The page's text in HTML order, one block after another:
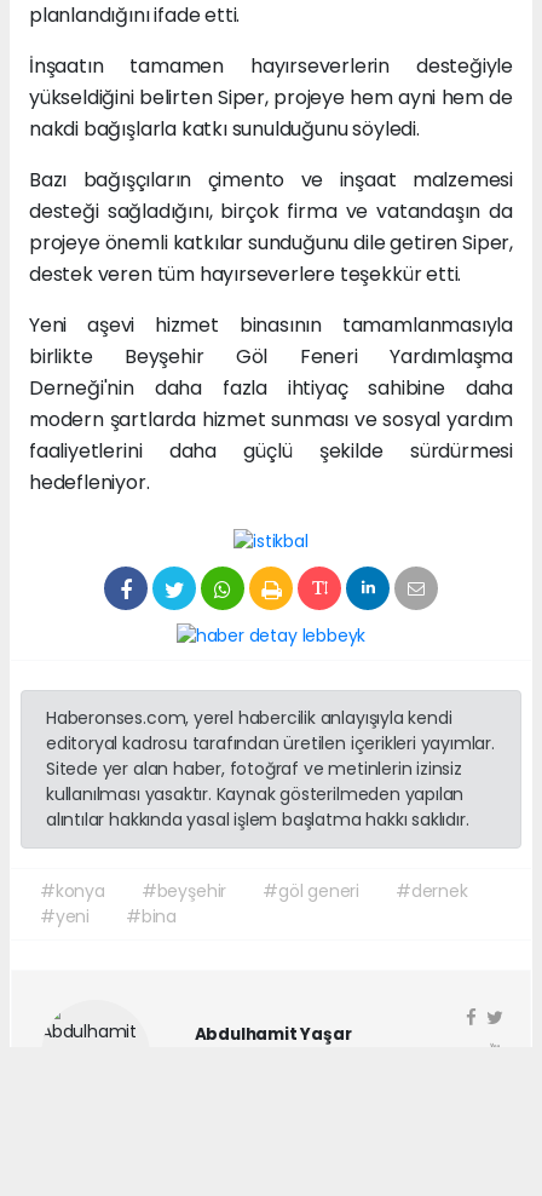
planlandığını ifade etti.
İnşaatın tamamen hayırseverlerin desteğiyle
yükseldiğini belirten Siper, projeye hem ayni hem de
nakdi bağışlarla katkı sunulduğunu söyledi.
Bazı bağışçıların çimento ve inşaat malzemesi
desteği sağladığını, birçok firma ve vatandaşın da
projeye önemli katkılar sunduğunu dile getiren Siper,
destek veren tüm hayırseverlere teşekkür etti.
Yeni aşevi hizmet binasının tamamlanmasıyla
birlikte Beyşehir Göl Feneri Yardımlaşma
Derneği'nin daha fazla ihtiyaç sahibine daha
modern şartlarda hizmet sunması ve sosyal yardım
faaliyetlerini daha güçlü şekilde sürdürmesi
hedefleniyor.
Haberonses.com, yerel habercilik anlayışıyla kendi
editoryal kadrosu tarafından üretilen içerikleri yayımlar.
Sitede yer alan haber, fotoğraf ve metinlerin izinsiz
kullanılması yasaktır. Kaynak gösterilmeden yapılan
alıntılar hakkında yasal işlem başlatma hakkı saklıdır.
#konya #beyşehir #göl generi
#dernek
#yeni
#bina
Abdulhamit Yaşar